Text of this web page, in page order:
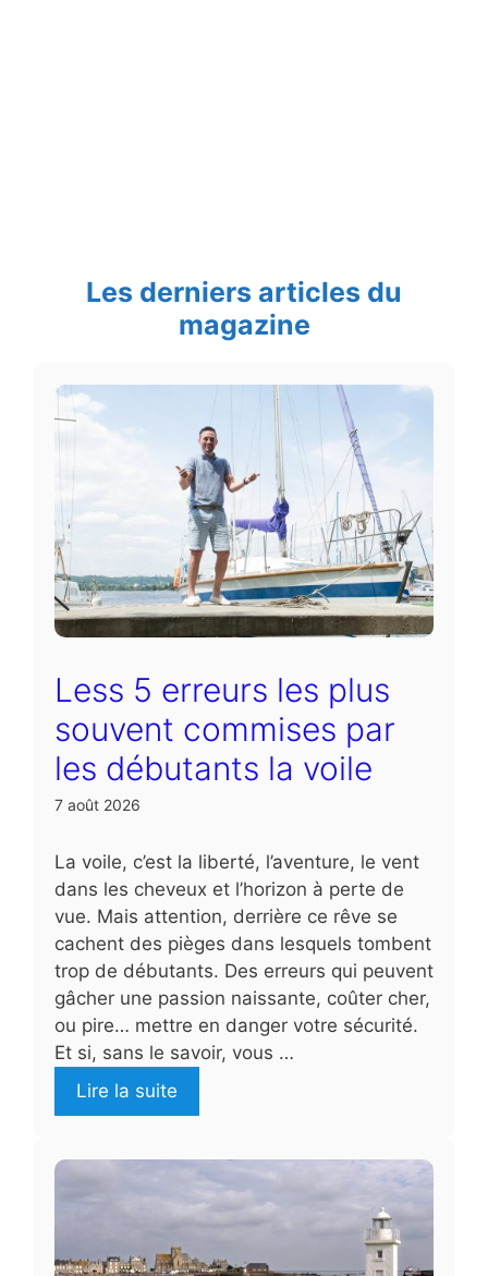
Les derniers articles du
magazine
Less 5 erreurs les plus
souvent commises par
les débutants la voile
7 août 2026
La voile, c’est la liberté, l’aventure, le vent
dans les cheveux et l’horizon à perte de
vue. Mais attention, derrière ce rêve se
cachent des pièges dans lesquels tombent
trop de débutants. Des erreurs qui peuvent
gâcher une passion naissante, coûter cher,
ou pire… mettre en danger votre sécurité.
Et si, sans le savoir, vous …
Lire la suite